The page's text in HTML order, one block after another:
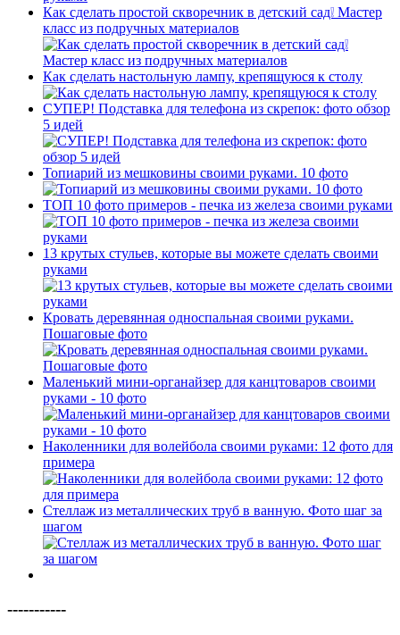
Как сделать простой скворечник в детский сад❕ Мастер
класс из подручных материалов
Как сделать настольную лампу, крепящуюся к столу
СУПЕР! Подставка для телефона из скрепок: фото обзор
5 идей
Топиарий из мешковины своими руками. 10 фото
ТОП 10 фото примеров - печка из железа своими руками
13 крутых стульев, которые вы можете сделать своими
руками
Кровать деревянная односпальная своими руками.
Пошаговые фото
Маленький мини-органайзер для канцтоваров своими
руками - 10 фото
Наколенники для волейбола своими руками: 12 фото для
примера
Стеллаж из металлических труб в ванную. Фото шаг за
шагом
-----------